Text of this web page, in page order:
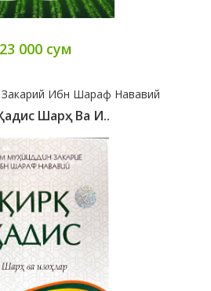
23 000 сум
Ибн Шараф Нававий
Шарҳ Ва И..